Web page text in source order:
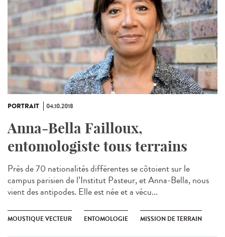
PORTRAIT 04.10.2018
Anna-Bella Failloux,
entomologiste tous terrains
Près de 70 nationalités différentes se côtoient sur le
campus parisien de l’Institut Pasteur, et Anna-Bella, nous
vient des antipodes. Elle est née et a vécu...
MOUSTIQUE VECTEUR ENTOMOLOGIE MISSION DE TERRAIN